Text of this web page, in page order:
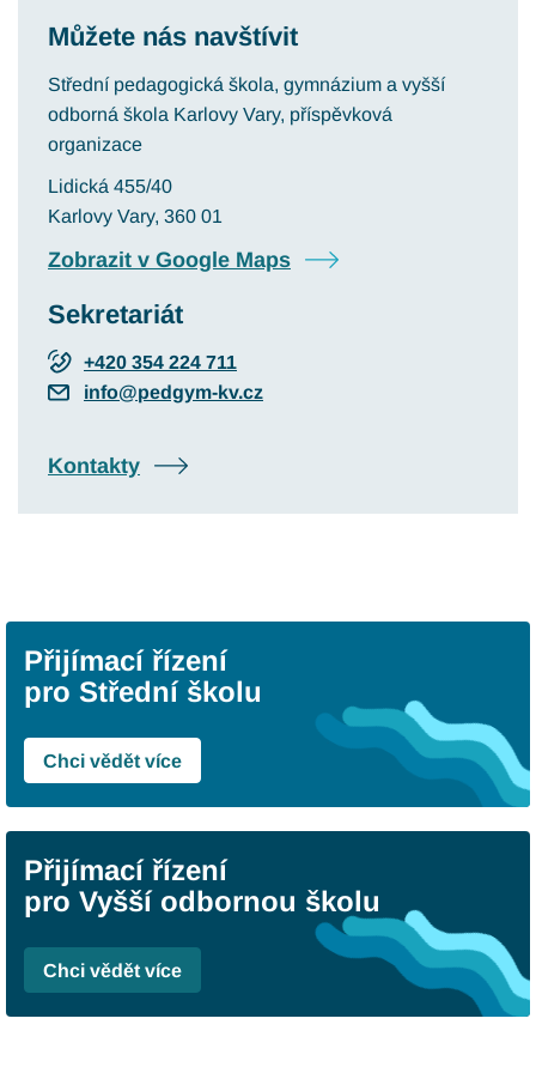
Můžete nás navštívit
Střední pedagogická škola, gymnázium a vyšší
odborná škola Karlovy Vary, příspěvková
organizace
Lidická 455/40
Karlovy Vary, 360 01
Zobrazit v Google Maps
Sekretariát
+420 354 224 711
info@pedgym-kv.cz
Kontakty
Přijímací řízení
pro Střední školu
Chci vědět více
Přijímací řízení
pro Vyšší odbornou školu
Chci vědět více